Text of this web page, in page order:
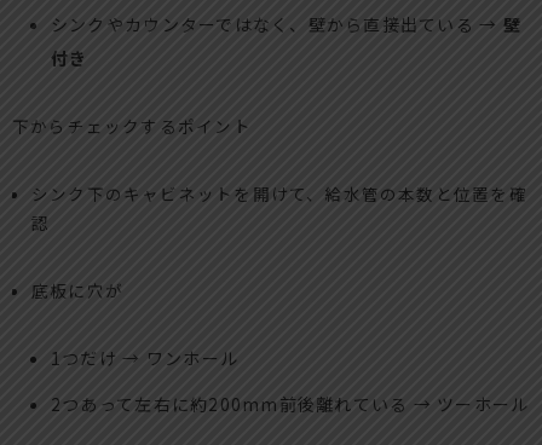
シンクやカウンターではなく、壁から直接出ている → 壁
付き
下からチェックするポイント
シンク下のキャビネットを開けて、給水管の本数と位置を確
認
底板に穴が
1つだけ → ワンホール
2つあって左右に約200mm前後離れている → ツーホール